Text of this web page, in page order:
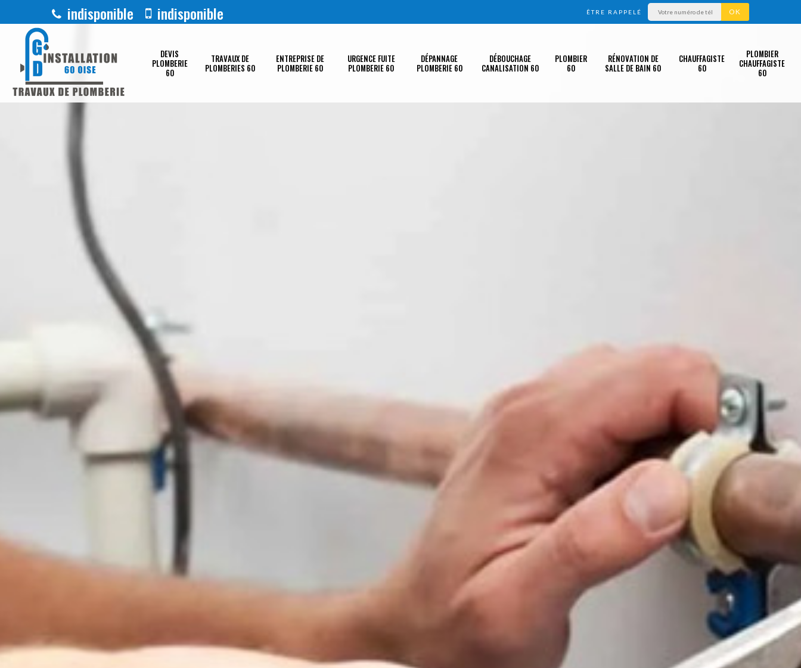
indisponible indisponible ÊTRE RAPPELÉ
DEVIS
PLOMBERIE
60
TRAVAUX DE
PLOMBERIES 60
ENTREPRISE DE
PLOMBERIE 60
URGENCE FUITE
PLOMBERIE 60
DÉPANNAGE
PLOMBERIE 60
DÉBOUCHAGE
CANALISATION 60
PLOMBIER
60
RÉNOVATION DE
SALLE DE BAIN 60
CHAUFFAGISTE
60
PLOMBIER
CHAUFFAGISTE
60